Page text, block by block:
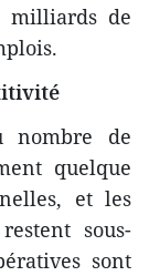
milliards de
nombre de
quelque
et les
sous-
sont